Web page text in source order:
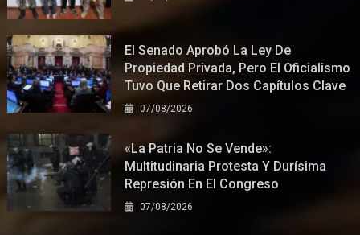
El Senado Aprobó La Ley De
Propiedad Privada, Pero El Oficialismo
Tuvo Que Retirar Dos Capítulos Clave
07/08/2026
«La Patria No Se Vende»:
Multitudinaria Protesta Y Durísima
Represión En El Congreso
07/08/2026